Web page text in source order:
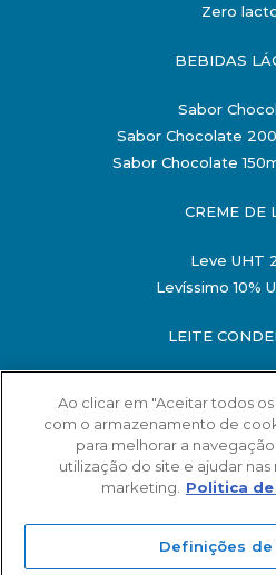
Zero
BEBIDAS
Sabor
Sabor Chocolate
Sabor Chocolate
CREME DE
Leve UHT
Levíssimo 10%
LEITE
O MINISTÉRIO DA SAÚDE
MATERNO EVITA
RECOMENDADO ATÉ
24.849.580/0001-54 Todos os
de
Ao clicar em "Aceitar todos
com o armazenamento de
para melhorar a navegação
utilização do site e ajudar nas
marketing.
Politica
Definições de